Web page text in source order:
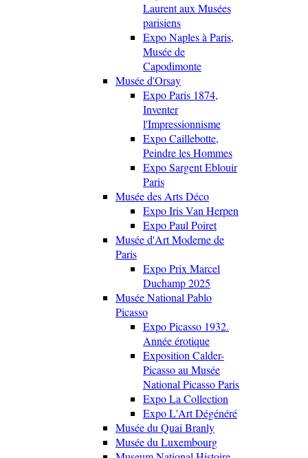
Laurent aux Musées
parisiens
Expo Naples à Paris,
Musée de
Capodimonte
Musée d'Orsay
Expo Paris 1874,
Inventer
l'Impressionnisme
Expo Caillebotte,
Peindre les Hommes
Expo Sargent Eblouir
Paris
Musée des Arts Déco
Expo Iris Van Herpen
Expo Paul Poiret
Musée d'Art Moderne de
Paris
Expo Prix Marcel
Duchamp 2025
Musée National Pablo
Picasso
Expo Picasso 1932.
Année érotique
Exposition Calder-
Picasso au Musée
National Picasso Paris
Expo La Collection
Expo L'Art Dégénéré
Musée du Quai Branly
Musée du Luxembourg